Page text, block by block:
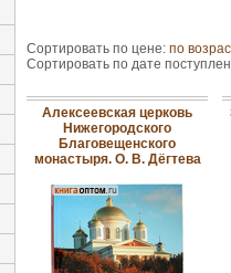
Сортировать по цене: по
Сортировать по дате
Алексеевская церковь
Нижегородского
Благовещенского
монастыря. О. В. Дёгтева